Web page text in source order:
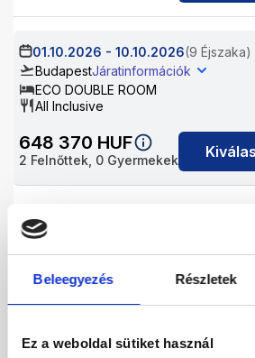
Beleegyezés Részletek
Ez a weboldal sütiket használ
01.10.2026 - 10.10.2026(9 Éjszaka)
BudapestJáratinformációk
ECO DOUBLE ROOM
All Inclusive
648 370 HUF
2 Felnőttek, 0 Gyermekek
02.10.2026
Budapest
ECO DOUBLE ROOM
All Inclusive
546 478HUF